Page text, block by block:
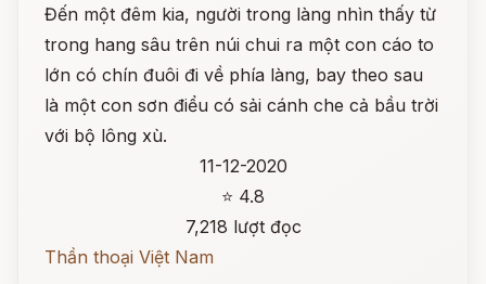
Đến một đêm kia, người trong làng nhìn thấy từ
trong hang sâu trên núi chui ra một con cáo to
lớn có chín đuôi đi về phía làng, bay theo sau
là một con sơn điểu có sải cánh che cả bầu trời
với bộ lông xù.
11-12-2020
⭐ 4.8
7,218 lượt đọc
Thần thoại Việt Nam